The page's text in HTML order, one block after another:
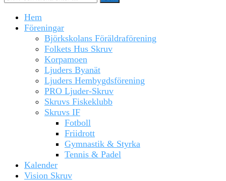
Hem
Föreningar
Björkskolans Föräldraförening
Folkets Hus Skruv
Korpamoen
Ljuders Byanät
Ljuders Hembygdsförening
PRO Ljuder-Skruv
Skruvs Fiskeklubb
Skruvs IF
Fotboll
Friidrott
Gymnastik & Styrka
Tennis & Padel
Kalender
Vision Skruv